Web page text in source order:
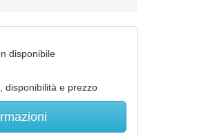
disponibile
disponibilità e prezzo